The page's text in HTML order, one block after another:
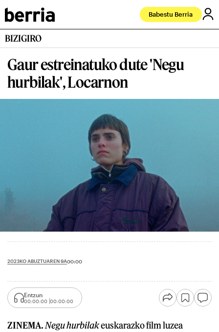
Babestu Berria
BIZIGIRO
Gaur estreinatuko dute 'Negu
hurbilak', Locarnon
2023KO ABUZTUAREN 9A00:00
Entzun
00:00:00 00:00:00
ZINEMA. Negu hurbilakeuskarazko film luzea